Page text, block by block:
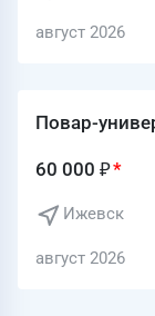
август 2026
Повар-
60 000 ₽
Ижевск
август 2026